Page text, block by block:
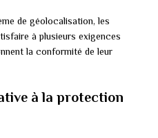
de géolocalisation, les
à plusieurs exigences
la conformité de leur
à la protection